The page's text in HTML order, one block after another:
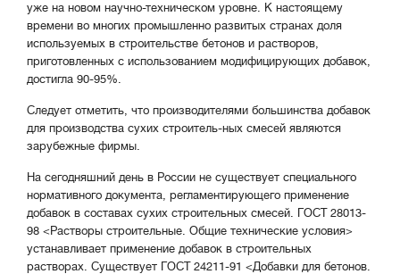
уже на новом научно-техническом уровне. К настоящему
времени во многих промышленно развитых странах доля
используемых в строительстве бетонов и растворов,
приготовленных с использованием модифицирующих добавок,
достигла 90-95%.
Следует отметить, что производителями большинства добавок
для производства сухих строитель-ных смесей являются
зарубежные фирмы.
На сегодняшний день в России не существует специального
нормативного документа, регламентирующего применение
добавок в составах сухих строительных смесей. ГОСТ 28013-
98 <Растворы строительные. Общие технические условия>
устанавливает применение добавок в строительных
растворах. Существует ГОСТ 24211-91 <Добавки для бетонов.